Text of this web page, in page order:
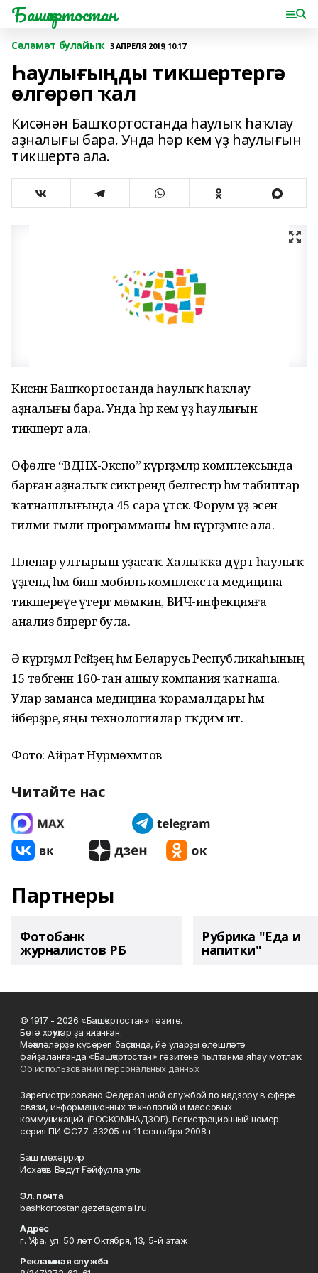
Башҡортостан
Сәләмәт булайыҡ 3 АПРЕЛЯ 2019, 10:17
Һаулығыңды тикшертергә
өлгөрөп ҡал
Кисәнән Башҡортостанда һаулыҡ һаҡлау
аҙналығы бара. Унда һәр кем үҙ һаулығын
тикшертә ала.
Кисәнән Башҡортостанда һаулыҡ һаҡлау
аҙналығы бара. Унда һәр кем үҙ һаулығын
тикшертә ала.
Өфөләге “ВДНХ-Экспо” күргәҙмәләр комплексында
барған аҙналыҡ сиктәрендә белгестәр һәм табиптар
ҡатнашлығында 45 сара үтәсәк. Форум үҙ эсенә
ғилми-ғәмәли программаны һәм күргәҙмәне ала.
Пленар ултырыш уҙасаҡ. Халыҡҡа дүрт һаулыҡ
үҙәгендә һәм биш мобиль комплекста медицина
тикшереүе үтергә мөмкин, ВИЧ-инфекцияға
анализ бирергә була.
Ә күргәҙмәлә Рәсәйҙең һәм Беларусь Республикаһының
15 төбәгенән 160-тан ашыу компания ҡатнаша.
Улар заманса медицина ҡорамалдары һәм
әйберҙәре, яңы технологиялар тәҡдим итә.
Фото: Айрат Нурмөхәмәтов
Читайте нас
Партнеры
Фотобанк
журналистов РБ
Рубрика "Еда и
напитки"
© 1917 - 2026 «Башҡортостан» гәзите.
Бөтә хоҡуҡтар ҙа яҡланған.
Мәҡәләләрҙе күсереп баҫҡанда, йә уларҙы өлөшләтә
файҙаланғанда «Башҡортостан» гәзитенә һылтанма яһау мотлаҡ.
Об использовании персональных данных
Зарегистрировано Федеральной службой по надзору в сфере
связи, информационных технологий и массовых
коммуникаций (РОСКОМНАДЗОР). Регистрационный номер:
серия ПИ ФС77-33205 от 11 сентября 2008 г.
Баш мөхәррир
Исхаҡов Вәдүт Ғәйфулла улы
Эл. почта
bashkortostan.gazeta@mail.ru
Адрес
г. Уфа, ул. 50 лет Октября, 13, 5-й этаж
Рекламная служба